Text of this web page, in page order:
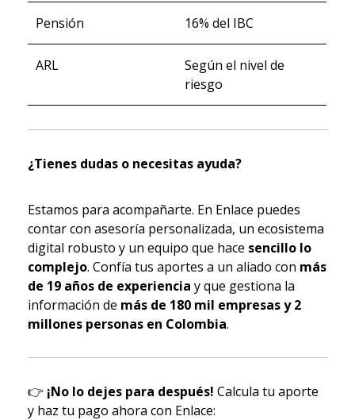
Pensión 16% del IBC
ARL
Según el nivel de
riesgo
¿Tienes dudas o necesitas ayuda?
Estamos para acompañarte. En Enlace puedes
contar con asesoría personalizada, un ecosistema
digital robusto y un equipo que hace sencillo lo
complejo. Confía tus aportes a un aliado con más
de 19 años de experiencia y que gestiona la
información de más de 180 mil empresas y 2
millones personas en Colombia.
👉 ¡No lo dejes para después! Calcula tu aporte
y haz tu pago ahora con Enlace: